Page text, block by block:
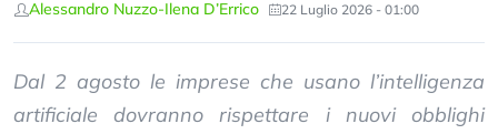
Alessandro Nuzzo-Ilena D’Errico 22 Luglio 2026 - 01:00
Dal 2 agosto le imprese che usano l’intelligenza
artificiale dovranno rispettare i nuovi obblighi